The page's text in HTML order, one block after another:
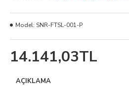
14.141,03TL
Model: SNR-FTSL-001-P
AÇIKLAMA